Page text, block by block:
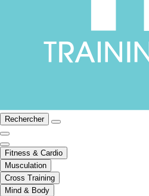
Rechercher
Fitness & Cardio
Musculation
Cross Training
Mind & Body